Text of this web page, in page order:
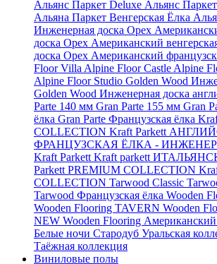
Альянс Паркет Deluxe Альянс
Альяна Паркет Венгерская Ёлка
Инженерная доска Орех
доска Орех Американский
доска Орех Американский
Floor Villa Alpine Floor Castle Alpine
Alpine Floor Studio Golden Wood
Golden Wood Инженерная доска
Parte 140 мм Gran Parte 155 мм Gran
ёлка Gran Parte Французская ёлка
COLLECTION Kraft Parkett
ФРАНЦУЗСКАЯ ЁЛКА -
Kraft Parkett Kraft parkett
Parkett PREMIUM COLLECTION
COLLECTION Tarwood Classic
Tarwood Французская ёлка Wooden
Wooden Flooring TAVERN Wooden
NEW Wooden Flooring
Белые ночи Стародуб Уральская
Таёжная коллекция
Виниловые полы